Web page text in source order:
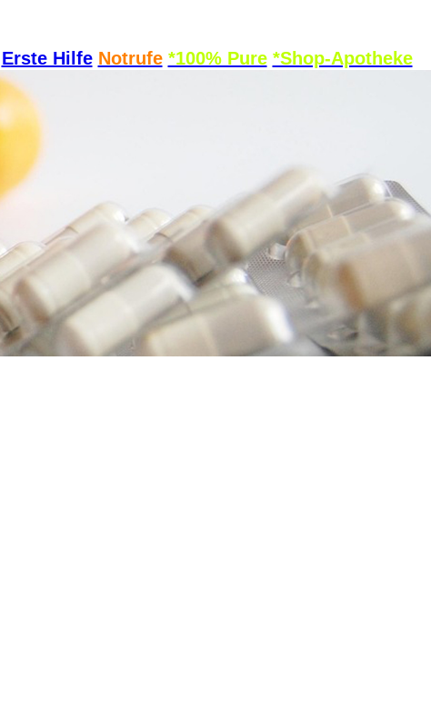
Erste Hilfe Notrufe *100% Pure *Shop-Apotheke